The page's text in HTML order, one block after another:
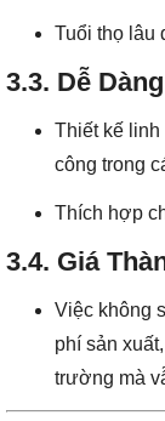
Tuổi thọ lâu
3.3. Dễ
Thiết kế linh
công trong
Thích hợp
3.4. Giá
Việc không
phí sản
trường mà